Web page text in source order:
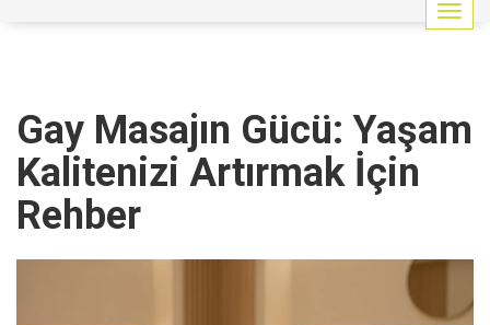
G
e
m
e
p
Gay Masajın Gücü: Yaşam
Kalitenizi Artırmak İçin
Rehber